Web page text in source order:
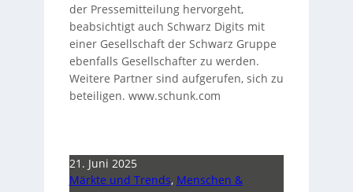
der Pressemitteilung hervorgeht,
beabsichtigt auch Schwarz Digits mit
einer Gesellschaft der Schwarz Gruppe
ebenfalls Gesellschafter zu werden.
Weitere Partner sind aufgerufen, sich zu
beteiligen. www.schunk.com
21. Juni 2025
Märkte und Trends, Menschen &